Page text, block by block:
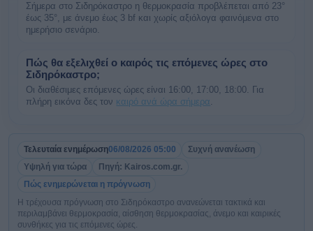
Σήμερα στο Σιδηρόκαστρο η θερμοκρασία προβλέπεται από 23°
έως 35°, με άνεμο έως 3 bf και χωρίς αξιόλογα φαινόμενα στο
ημερήσιο σενάριο.
Πώς θα εξελιχθεί ο καιρός τις επόμενες ώρες στο
Σιδηρόκαστρο;
Οι διαθέσιμες επόμενες ώρες είναι 16:00, 17:00, 18:00. Για
πλήρη εικόνα δες τον καιρό ανά ώρα σήμερα.
Τελευταία ενημέρωση06/08/2026 05:00 Συχνή ανανέωση
Υψηλή για τώρα Πηγή: Kairos.com.gr.
Πώς ενημερώνεται η πρόγνωση
Η τρέχουσα πρόγνωση στο Σιδηρόκαστρο ανανεώνεται τακτικά και
περιλαμβάνει θερμοκρασία, αίσθηση θερμοκρασίας, άνεμο και καιρικές
συνθήκες για τις επόμενες ώρες.